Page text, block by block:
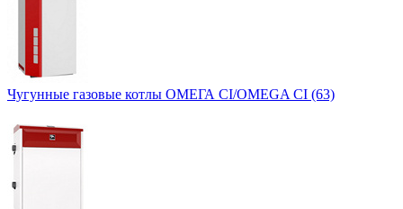
Чугунные газовые котлы ОМЕГА CI/OMEGA CI (63)